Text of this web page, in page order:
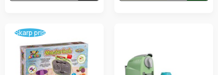
Skarp pris